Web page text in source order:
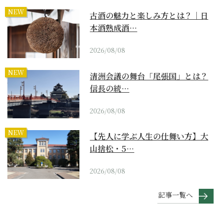
NEW
古酒の魅力と楽しみ方とは？｜日
本酒熟成酒…
2026/08/08
NEW
清洲会議の舞台「尾張国」とは？
信長の統…
2026/08/08
NEW
【先人に学ぶ人生の仕舞い方】大
山捨松・5…
2026/08/08
記事一覧へ